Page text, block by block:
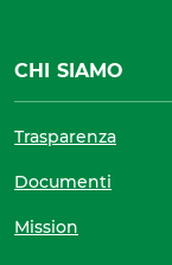
CHI SIAMO
Trasparenza
Documenti
Mission